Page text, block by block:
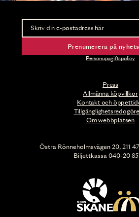
Press
Allmänna köpvillkor
Kontakt och
Om webbplatsen
Nyhetsbrev
Ta del av förhandsinformation
Prenumerera på
Personuppgiftspolicy
Östra Rönneholmsvägen 20, 211
Biljettkassa 040-20